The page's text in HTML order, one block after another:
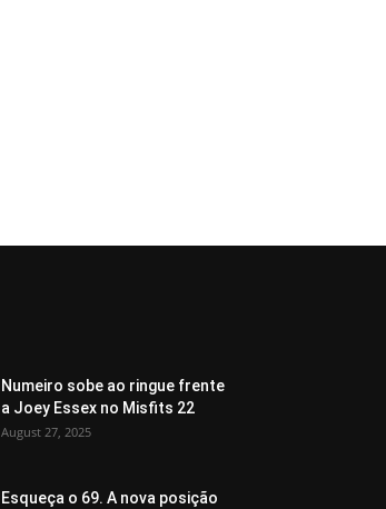
Numeiro sobe ao ringue frente
a Joey Essex no Misfits 22
August 27, 2025
Esqueça o 69. A nova posição